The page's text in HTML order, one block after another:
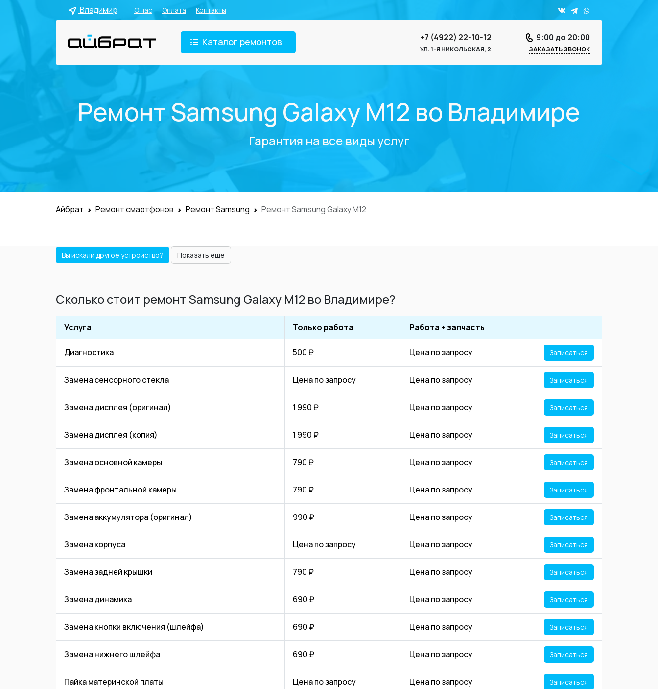
Владимир О нас Оплата Контакты
Каталог ремонтов +7 (4922) 22-10-12
УЛ. 1-Я НИКОЛЬСКАЯ, 2
9:00 до 20:00
ЗАКАЗАТЬ ЗВОНОК
Ремонт Samsung Galaxy M12 во Владимире
Гарантия на все виды услуг
Айбрат Ремонт смартфонов Ремонт Samsung Ремонт Samsung Galaxy M12
Вы искали другое устройство? Показать еще
Сколько стоит ремонт Samsung Galaxy M12 во Владимире?
Услуга Только работа Работа + запчасть
Диагностика 500 ₽ Цена по запросу Записаться
Замена сенсорного стекла Цена по запросу Цена по запросу Записаться
Замена дисплея (оригинал) 1 990 ₽ Цена по запросу Записаться
Замена дисплея (копия) 1 990 ₽ Цена по запросу Записаться
Замена основной камеры 790 ₽ Цена по запросу Записаться
Замена фронтальной камеры 790 ₽ Цена по запросу Записаться
Замена аккумулятора (оригинал) 990 ₽ Цена по запросу Записаться
Замена корпуса Цена по запросу Цена по запросу Записаться
Замена задней крышки 790 ₽ Цена по запросу Записаться
Замена динамика 690 ₽ Цена по запросу Записаться
Замена кнопки включения (шлейфа) 690 ₽ Цена по запросу Записаться
Замена нижнего шлейфа 690 ₽ Цена по запросу Записаться
Пайка материнской платы Цена по запросу Цена по запросу Записаться